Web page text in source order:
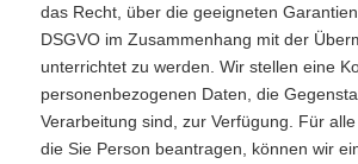
das Recht, über die geeigneten
DSGVO im Zusammenhang mit der
unterrichtet zu werden. Wir stellen eine
personenbezogenen Daten, die
Verarbeitung sind, zur Verfügung. Für alle
die Sie Person beantragen, können wir